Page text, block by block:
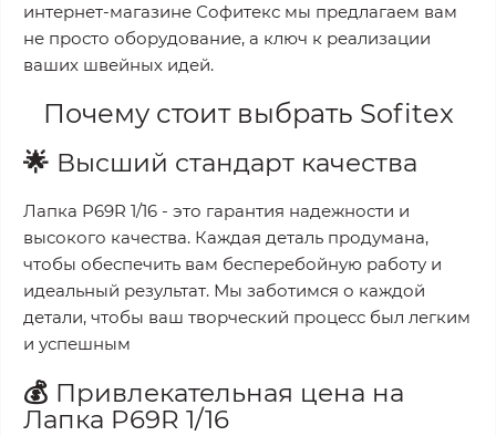
интернет-магазине Софитекс мы предлагаем вам
не просто оборудование, а ключ к реализации
ваших швейных идей.
Почему стоит выбрать Sofitex
🌟 Высший стандарт качества
Лапка P69R 1/16 - это гарантия надежности и
высокого качества. Каждая деталь продумана,
чтобы обеспечить вам бесперебойную работу и
идеальный результат. Мы заботимся о каждой
детали, чтобы ваш творческий процесс был легким
и успешным
💰 Привлекательная цена на
Лапка P69R 1/16